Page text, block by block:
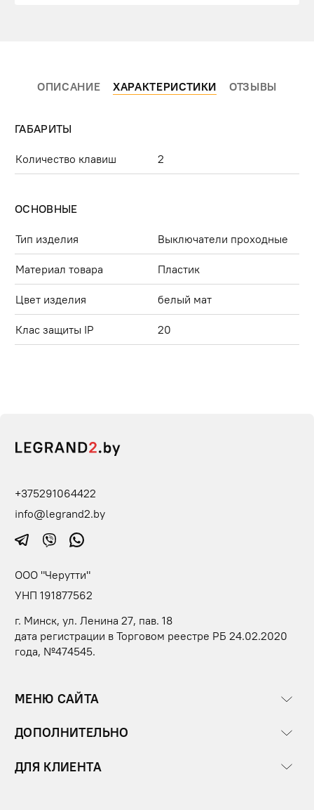
ОПИСАНИЕ ХАРАКТЕРИСТИКИ ОТЗЫВЫ
ГАБАРИТЫ
Количество клавиш 2
ОСНОВНЫЕ
Тип изделия Выключатели проходные
Материал товара Пластик
Цвет изделия белый мат
Клас защиты IP 20
+375291064422
info@legrand2.by
ООО "Черутти"
УНП 191877562
г. Минск, ул. Ленина 27, пав. 18
дата регистрации в Торговом реестре РБ 24.02.2020
года, №474545.
МЕНЮ САЙТА
ДОПОЛНИТЕЛЬНО
ДЛЯ КЛИЕНТА